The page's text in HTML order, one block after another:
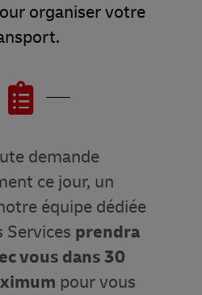
organiser votre
demande
ce jour, un
équipe dédiée
Services prendra
vous dans 30
pour vous